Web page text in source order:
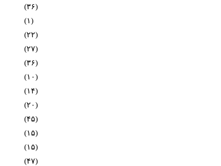
(۳۶)
(۱)
(۲۲)
(۲۷)
(۳۶)
(۱۰)
(۱۴)
(۲۰)
(۴۵)
(۱۵)
(۱۵)
(۴۷)